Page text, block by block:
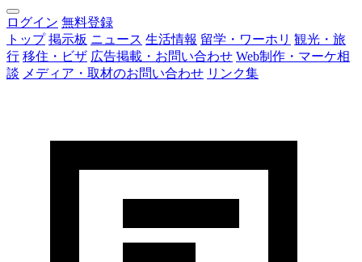
ログイン 無料登録
トップ 掲示板 ニュース 生活情報 留学・ワーホリ 観光・旅
行 移住・ビザ 広告掲載・お問い合わせ Web制作・マーケ相
談 メディア・取材のお問い合わせ リンク集